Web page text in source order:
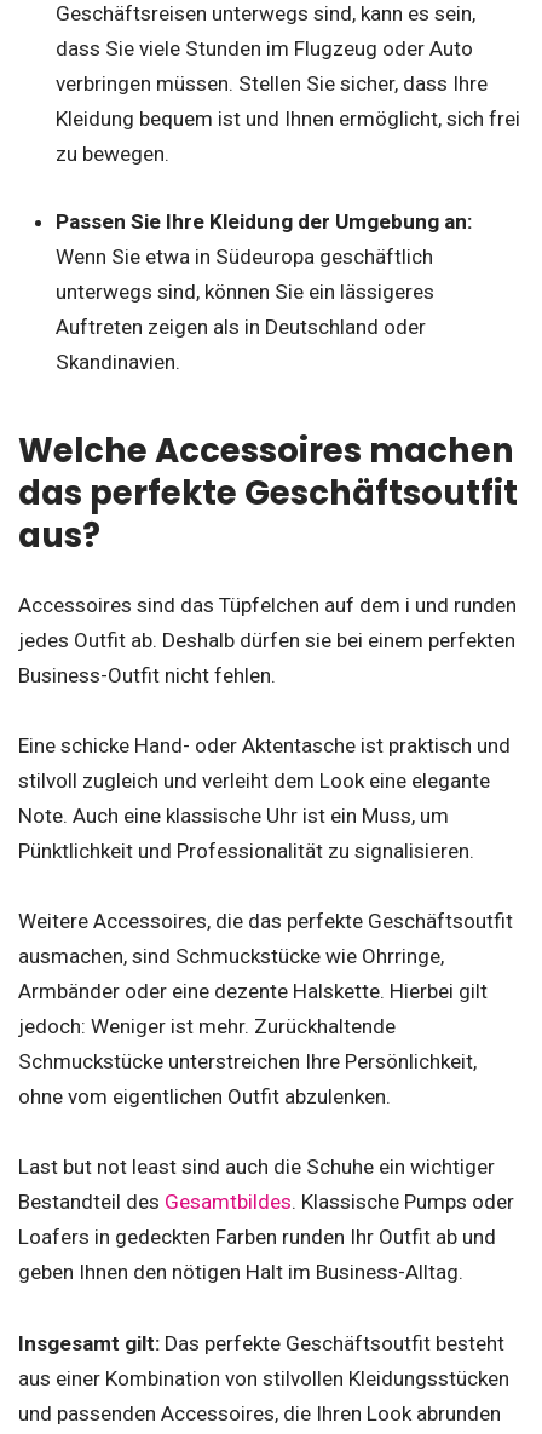
Geschäftsreisen unterwegs sind, kann es sein,
dass Sie viele Stunden im Flugzeug oder Auto
verbringen müssen. Stellen Sie sicher, dass Ihre
Kleidung bequem ist und Ihnen ermöglicht, sich frei
zu bewegen.
Passen Sie Ihre Kleidung der Umgebung an:
Wenn Sie etwa in Südeuropa geschäftlich
unterwegs sind, können Sie ein lässigeres
Auftreten zeigen als in Deutschland oder
Skandinavien.
Welche Accessoires machen
das perfekte Geschäftsoutfit
aus?
Accessoires sind das Tüpfelchen auf dem i und runden
jedes Outfit ab. Deshalb dürfen sie bei einem perfekten
Business-Outfit nicht fehlen.
Eine schicke Hand- oder Aktentasche ist praktisch und
stilvoll zugleich und verleiht dem Look eine elegante
Note. Auch eine klassische Uhr ist ein Muss, um
Pünktlichkeit und Professionalität zu signalisieren.
Weitere Accessoires, die das perfekte Geschäftsoutfit
ausmachen, sind Schmuckstücke wie Ohrringe,
Armbänder oder eine dezente Halskette. Hierbei gilt
jedoch: Weniger ist mehr. Zurückhaltende
Schmuckstücke unterstreichen Ihre Persönlichkeit,
ohne vom eigentlichen Outfit abzulenken.
Last but not least sind auch die Schuhe ein wichtiger
Bestandteil des Gesamtbildes. Klassische Pumps oder
Loafers in gedeckten Farben runden Ihr Outfit ab und
geben Ihnen den nötigen Halt im Business-Alltag.
Insgesamt gilt: Das perfekte Geschäftsoutfit besteht
aus einer Kombination von stilvollen Kleidungsstücken
und passenden Accessoires, die Ihren Look abrunden